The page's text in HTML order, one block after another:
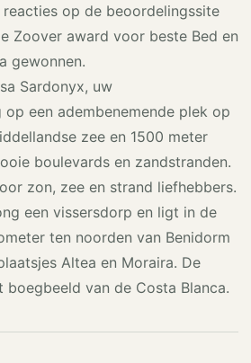
op de beoordelingssite
Zoover award voor beste Bed en
gewonnen.
Sardonyx, uw
een adembenemende plek op
zee en 1500 meter
boulevards en zandstranden.
zon, zee en strand liefhebbers.
een vissersdorp en ligt in de
ten noorden van Benidorm
Altea en Moraira. De
boegbeeld van de Costa Blanca.